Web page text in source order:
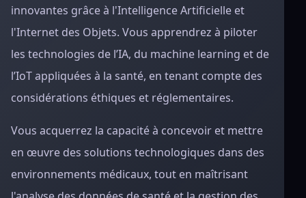
innovantes grâce à l'Intelligence Artificielle et
l'Internet des Objets. Vous apprendrez à piloter
les technologies de l’IA, du machine learning et de
l’IoT appliquées à la santé, en tenant compte des
considérations éthiques et réglementaires.
Vous acquerrez la capacité à concevoir et mettre
en œuvre des solutions technologiques dans des
environnements médicaux, tout en maîtrisant